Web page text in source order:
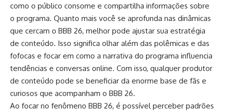
como o público consome e compartilha informações sobre
o programa. Quanto mais você se aprofunda nas dinâmicas
que cercam o BBB 26, melhor pode ajustar sua estratégia
de conteúdo. Isso significa olhar além das polêmicas e das
fofocas e focar em como a narrativa do programa influencia
tendências e conversas online. Com isso, qualquer produtor
de conteúdo pode se beneficiar da enorme base de fãs e
curiosos que acompanham o BBB 26.
Ao focar no fenômeno BBB 26, é possível perceber padrões